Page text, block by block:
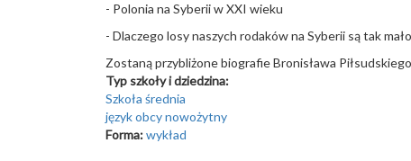
- Polonia na Syberii w XXI wieku
- Dlaczego losy naszych rodaków na Syberii są tak
Zostaną przybliżone biografie Bronisława
Typ szkoły i dziedzina:
Szkoła średnia
język obcy nowożytny
Forma:wykład